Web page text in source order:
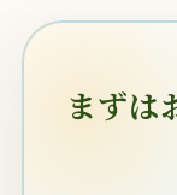
まずは